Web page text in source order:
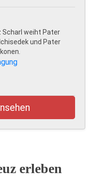
Scharl weiht Pater
und Pater
erleben